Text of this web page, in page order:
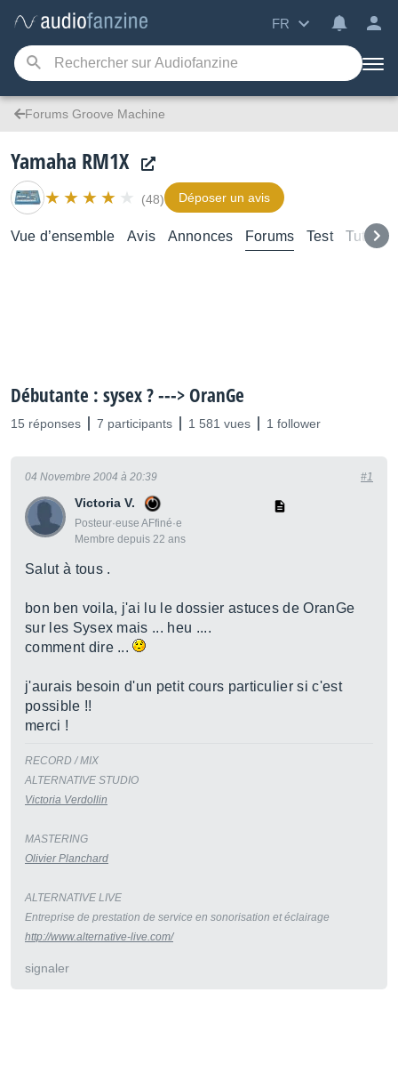
FR
Forums Groove Machine
Yamaha RM1X
(48) Déposer un avis
Vue d’ensemble Avis Annonces Forums Test
Débutante : sysex ? ---> OranGe
15 réponses 7 participants 1 581 vues 1 follower
Victoria V.
Posteur·euse AFfiné·e
Membre depuis 22 ans
04 Novembre 2004 à 20:39 #1
Salut à tous .
bon ben voila, j'ai lu le dossier astuces de OranGe
sur les Sysex mais ... heu ....
comment dire ...
j'aurais besoin d'un petit cours particulier si c'est
possible !!
merci !
RECORD / MIX
ALTERNATIVE STUDIO
Victoria Verdollin
MASTERING
Olivier Planchard
ALTERNATIVE LIVE
Entreprise de prestation de service en sonorisation et éclairage
http://www.alternative-live.com/
signaler